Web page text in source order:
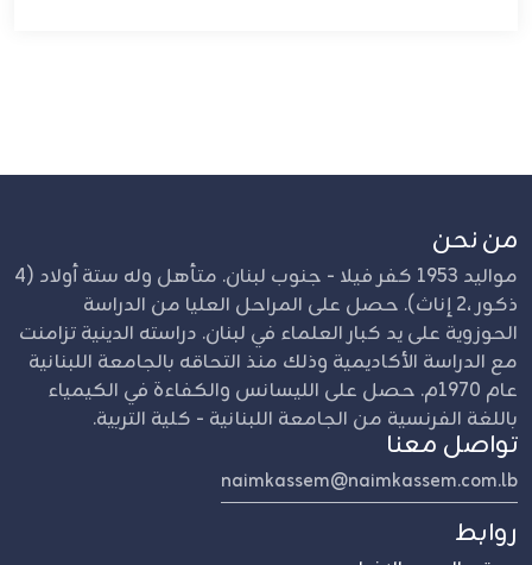
من نحن
مواليد 1953 كفر فيلا - جنوب لبنان. متأهل وله ستة أولاد (4
ذكور ،2 إناث). حصل على المراحل العليا من الدراسة
الحوزوية على يد كبار العلماء في لبنان. دراسته الدينية تزامنت
مع الدراسة الأكاديمية وذلك منذ التحاقه بالجامعة اللبنانية
عام 1970م. حصل على الليسانس والكفاءة في الكيمياء
باللغة الفرنسية من الجامعة اللبنانية - كلية التربية.
تواصل معنا
naimkassem@naimkassem.com.lb
روابط